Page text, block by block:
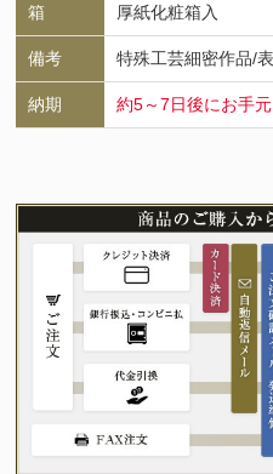
箱 厚紙化粧箱入
備考 特殊工芸細密作品/
納期 約5～7日後にお手